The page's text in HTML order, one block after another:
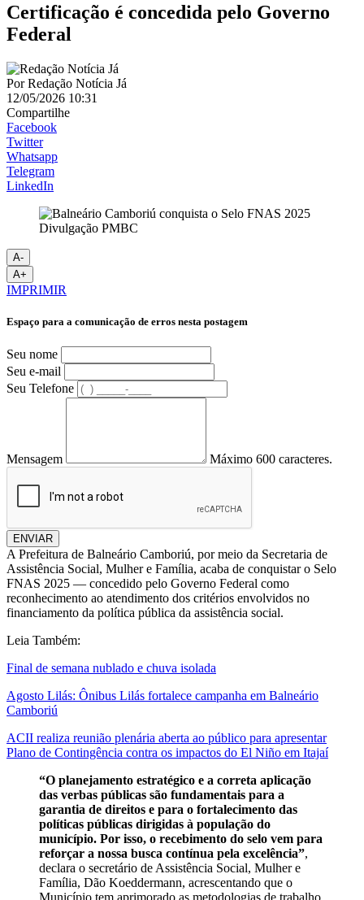
Certificação é concedida pelo Governo
Federal
PorRedação Notícia Já
12/05/2026 10:31
Compartilhe
Facebook
Twitter
Whatsapp
Telegram
LinkedIn
Divulgação PMBC
A-
A+
IMPRIMIR
Espaço para a comunicação de erros nesta postagem
Seu nome
Seu e-mail
Seu Telefone
Mensagem Máximo 600 caracteres.
ENVIAR
A Prefeitura de Balneário Camboriú, por meio da Secretaria de
Assistência Social, Mulher e Família, acaba de conquistar o Selo
FNAS 2025 — concedido pelo Governo Federal como
reconhecimento ao atendimento dos critérios envolvidos no
financiamento da política pública da assistência social.
Leia Também:
Final de semana nublado e chuva isolada
Agosto Lilás: Ônibus Lilás fortalece campanha em Balneário
Camboriú
ACII realiza reunião plenária aberta ao público para apresentar
Plano de Contingência contra os impactos do El Niño em Itajaí
“O planejamento estratégico e a correta aplicação
das verbas públicas são fundamentais para a
garantia de direitos e para o fortalecimento das
políticas públicas dirigidas à população do
município. Por isso, o recebimento do selo vem para
reforçar a nossa busca contínua pela excelência”,
declara o secretário de Assistência Social, Mulher e
Família, Dão Koeddermann, acrescentando que o
Município tem aprimorado as metodologias de trabalho